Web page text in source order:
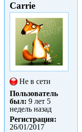
Carrie
Не в сети
Пользователь
был: 9 лет 5
недель назад
Регистрация:
26/01/2017